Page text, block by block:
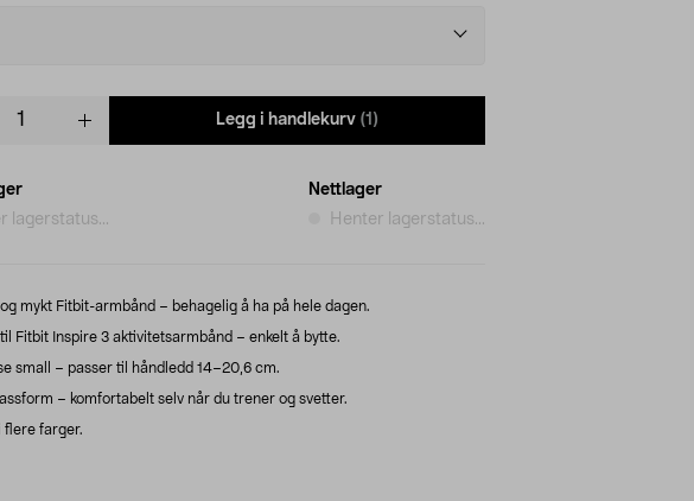
Legg i handlekurv (1)
lagerstatus...
Nettlager
Henter lagerstatus...
mykt Fitbit-armbånd – behagelig å ha på hele dagen.
Fitbit Inspire 3 aktivitetsarmbånd – enkelt å bytte.
small – passer til håndledd 14–20,6 cm.
– komfortabelt selv når du trener og svetter.
flere farger.